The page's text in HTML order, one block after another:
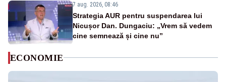
7 aug. 2026, 08:46
Strategia AUR pentru suspendarea lui
Nicușor Dan. Dungaciu: „Vrem să vedem
cine semnează și cine nu”
ECONOMIE